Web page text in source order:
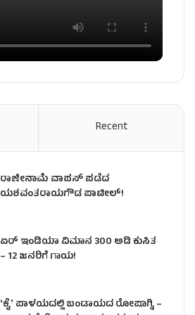
Recent
ರಾಜೀನಾಮೆ ವಾಪಸ್ ಪಡೆದ
ಯಶವಂತರಾಯಗೌಡ ಪಾಟೀಲ್‌!
ಏರ್ ಇಂಡಿಯಾ ವಿಮಾನ 300 ಅಡಿ ಕುಸಿತ
– 12 ಜನರಿಗೆ ಗಾಯ!
ʻಕೈʼ​ ಪಾಳಯದಲ್ಲಿ ಬಂಡಾಯದ ರೋಷಾಗ್ನಿ –